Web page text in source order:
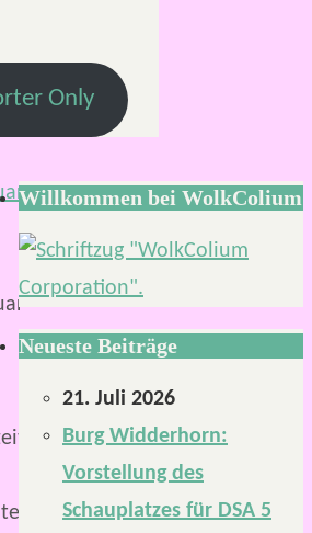
Only
Willkommen bei WolkColium
Neueste Beiträge
21. Juli 2026
Burg Widderhorn:
Vorstellung des
Schauplatzes für DSA 5